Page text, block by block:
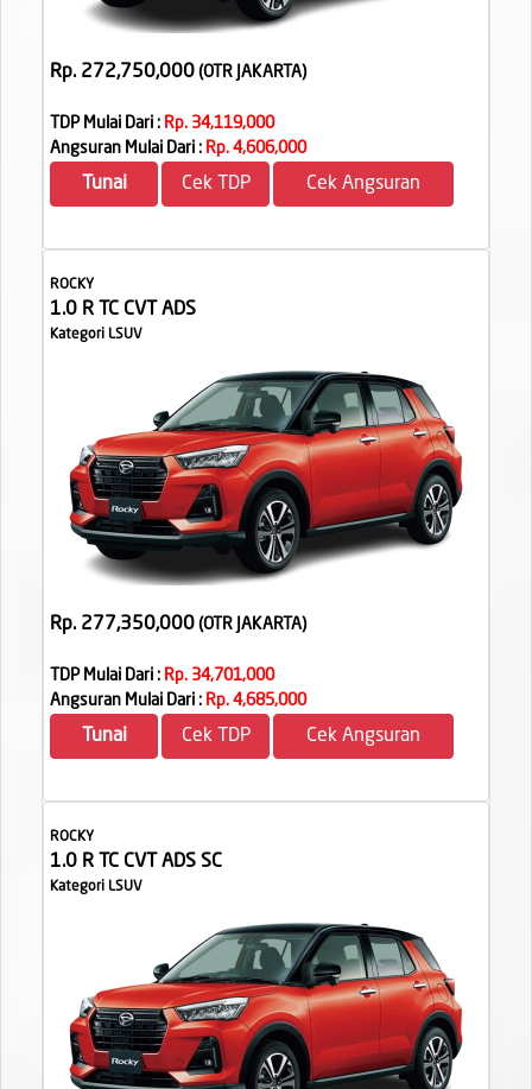
Rp. 272,750,000 (OTR JAKARTA)
TDP Mulai Dari : Rp. 34,119,000
Angsuran Mulai Dari : Rp. 4,606,000
Tunai Cek TDP Cek Angsuran
ROCKY
1.0 R TC CVT ADS
Kategori LSUV
Rp. 277,350,000 (OTR JAKARTA)
TDP Mulai Dari : Rp. 34,701,000
Angsuran Mulai Dari : Rp. 4,685,000
Tunai Cek TDP Cek Angsuran
ROCKY
1.0 R TC CVT ADS SC
Kategori LSUV